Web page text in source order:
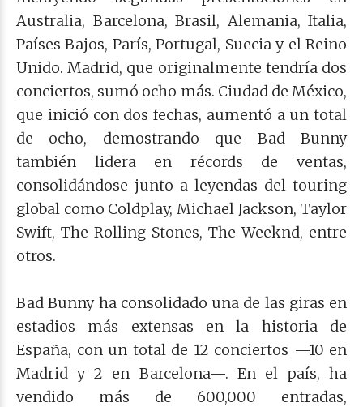
Australia, Barcelona, Brasil, Alemania, Italia,
Países Bajos, París, Portugal, Suecia y el Reino
Unido. Madrid, que originalmente tendría dos
conciertos, sumó ocho más. Ciudad de México,
que inició con dos fechas, aumentó a un total
de ocho, demostrando que Bad Bunny
también lidera en récords de ventas,
consolidándose junto a leyendas del touring
global como Coldplay, Michael Jackson, Taylor
Swift, The Rolling Stones, The Weeknd, entre
otros.
Bad Bunny ha consolidado una de las giras en
estadios más extensas en la historia de
España, con un total de 12 conciertos —10 en
Madrid y 2 en Barcelona—. En el país, ha
vendido más de 600,000 entradas,